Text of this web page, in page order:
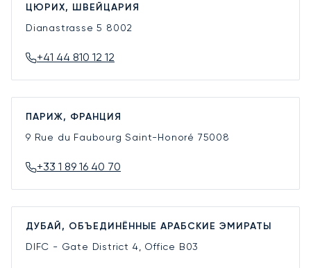
ЦЮРИХ, ШВЕЙЦАРИЯ
Dianastrasse 5 8002
+41 44 810 12 12
ПАРИЖ, ФРАНЦИЯ
9 Rue du Faubourg Saint-Honoré 75008
+33 1 89 16 40 70
ДУБАЙ, ОБЪЕДИНЁННЫЕ АРАБСКИЕ ЭМИРАТЫ
DIFC - Gate District 4, Office B03